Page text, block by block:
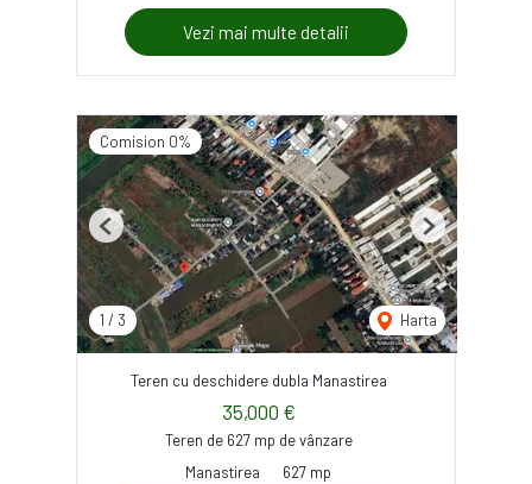
Vezi mai multe detalii
Comision 0%
1 / 3 Harta
Previous Next
Teren cu deschidere dubla Manastirea
35,000 €
Teren de 627 mp de vânzare
Manastirea
627 mp